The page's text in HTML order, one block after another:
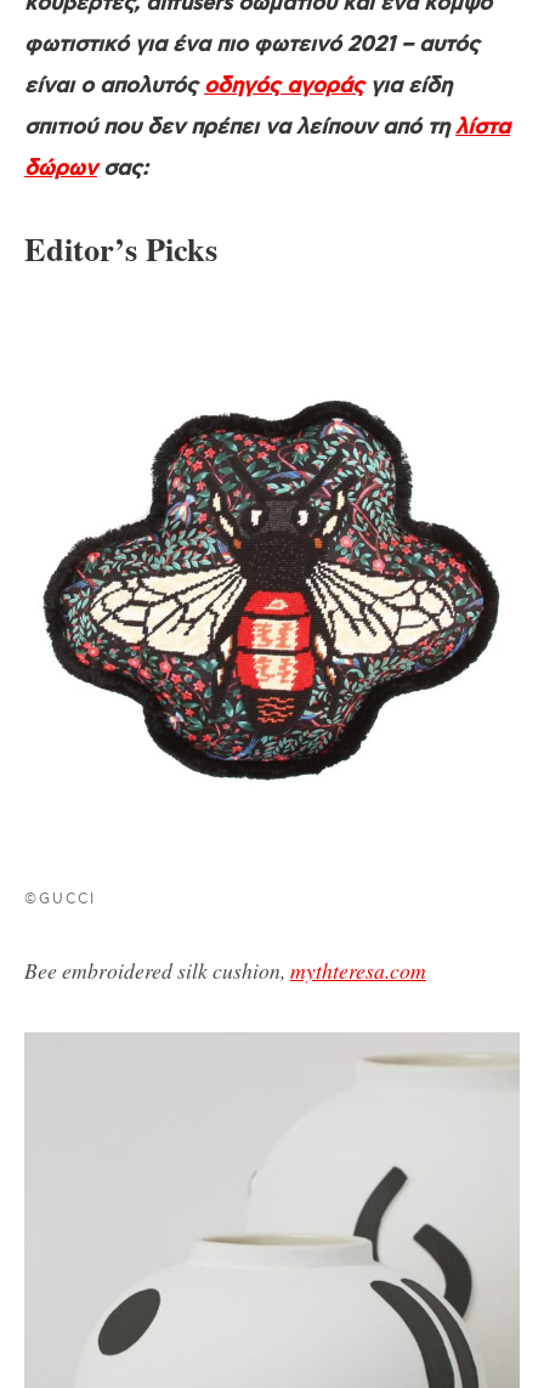
φωτιστικό για ένα πιο φωτεινό 2021 – αυτός
είναι ο απολυτόςοδηγός αγοράςγια είδη
σπιτιού που δεν πρέπει να λείπουν από τηλίστα
δώρωνσας:
Editor’s Picks
©GUCCI
Bee embroidered silk cushion, mythteresa.com